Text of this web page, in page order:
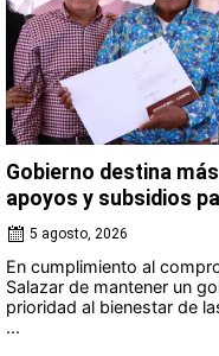
Gobierno destina
apoyos y subsidios
5 agosto, 2026
En cumplimiento al
Salazar de mantener un
prioridad al bienestar de
...